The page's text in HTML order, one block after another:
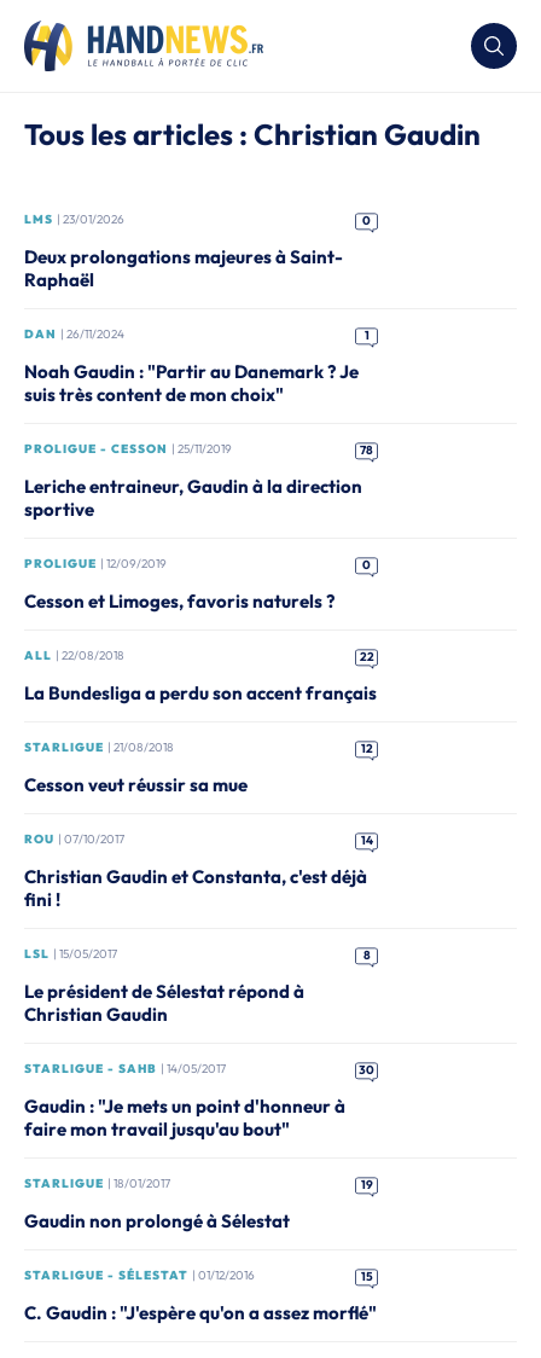
Tous les articles : Christian Gaudin
LMS | 23/01/2026 0
Deux prolongations majeures à Saint-
Raphaël
DAN | 26/11/2024 1
Noah Gaudin : "Partir au Danemark ? Je
suis très content de mon choix"
PROLIGUE - CESSON | 25/11/2019 78
Leriche entraineur, Gaudin à la direction
sportive
PROLIGUE | 12/09/2019 0
Cesson et Limoges, favoris naturels ?
ALL | 22/08/2018 22
La Bundesliga a perdu son accent français
STARLIGUE | 21/08/2018 12
Cesson veut réussir sa mue
ROU | 07/10/2017 14
Christian Gaudin et Constanta, c'est déjà
fini !
LSL | 15/05/2017 8
Le président de Sélestat répond à
Christian Gaudin
STARLIGUE - SAHB | 14/05/2017 30
Gaudin : "Je mets un point d'honneur à
faire mon travail jusqu'au bout"
STARLIGUE | 18/01/2017 19
Gaudin non prolongé à Sélestat
STARLIGUE - SÉLESTAT | 01/12/2016 15
C. Gaudin : "J'espère qu'on a assez morflé"